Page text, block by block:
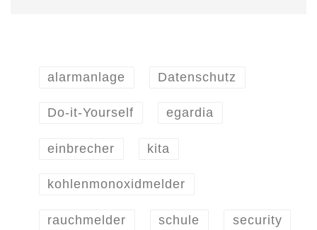
alarmanlage Datenschutz
Do-it-Yourself egardia
einbrecher kita
kohlenmonoxidmelder
rauchmelder schule security